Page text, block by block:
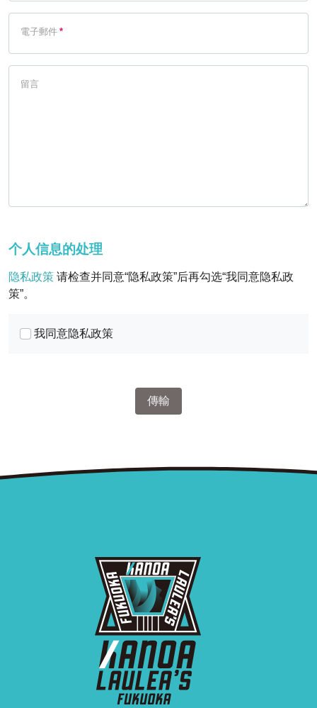
電子郵件 *
留言
个人信息的处理
隐私政策 请检查并同意“隐私政策”后再勾选“我同意隐私政
策”。
我同意隐私政策